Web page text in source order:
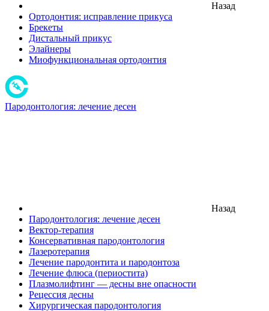
Назад
Ортодонтия: исправление прикуса
Брекеты
Дистальный прикус
Элайнеры
Миофункциональная ортодонтия
Пародонтология: лечение десен
Назад
Пародонтология: лечение десен
Вектор-терапия
Консервативная пародонтология
Лазеротерапия
Лечение пародонтита и пародонтоза
Лечение флюса (периостита)
Плазмолифтинг — десны вне опасности
Рецессия десны
Хирургическая пародонтология